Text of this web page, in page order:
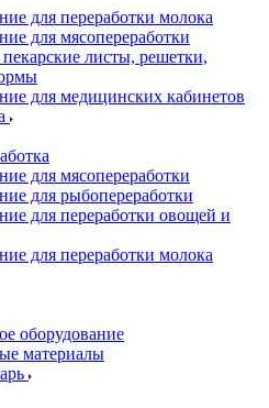
для переработки молока
для мясопереработки
листы, решетки,
для медицинских кабинетов
для мясопереработки
для рыбопереработки
для переработки овощей и
для переработки молока
оборудование
материалы